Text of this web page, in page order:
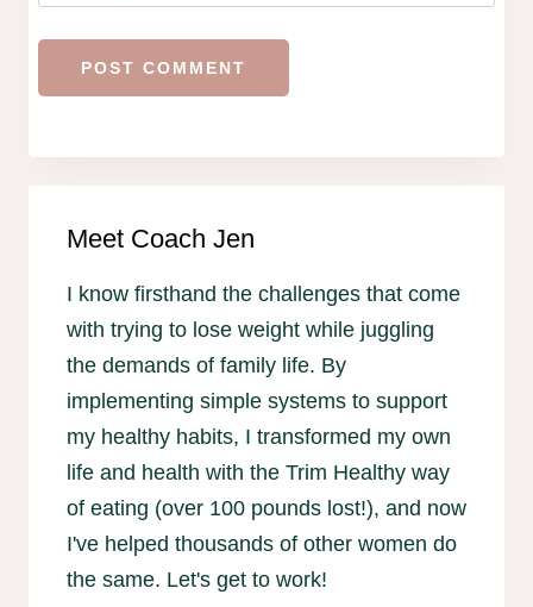
Meet Coach Jen
I know firsthand the challenges that come
with trying to lose weight while juggling
the demands of family life. By
implementing simple systems to support
my healthy habits, I transformed my own
life and health with the Trim Healthy way
of eating (over 100 pounds lost!), and now
I've helped thousands of other women do
the same. Let's get to work!